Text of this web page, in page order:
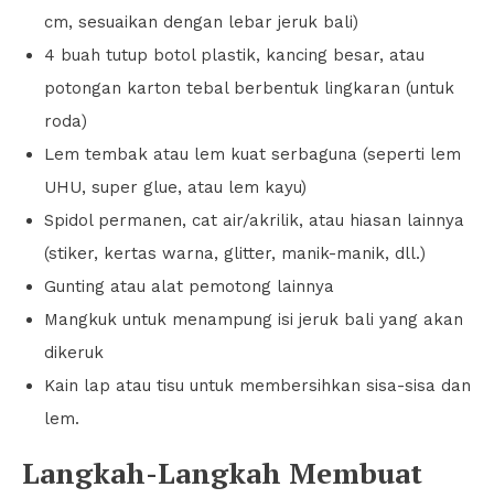
cm, sesuaikan dengan lebar jeruk bali)
4 buah tutup botol plastik, kancing besar, atau
potongan karton tebal berbentuk lingkaran (untuk
roda)
Lem tembak atau lem kuat serbaguna (seperti lem
UHU, super glue, atau lem kayu)
Spidol permanen, cat air/akrilik, atau hiasan lainnya
(stiker, kertas warna, glitter, manik-manik, dll.)
Gunting atau alat pemotong lainnya
Mangkuk untuk menampung isi jeruk bali yang akan
dikeruk
Kain lap atau tisu untuk membersihkan sisa-sisa dan
lem.
Langkah-Langkah Membuat